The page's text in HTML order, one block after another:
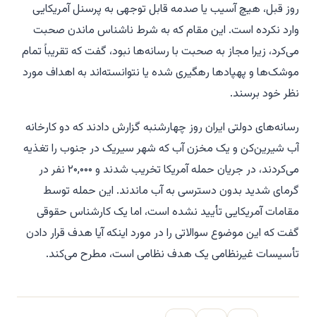
روز قبل، هیچ آسیب یا صدمه قابل توجهی به پرسنل آمریکایی
وارد نکرده است. این مقام که به شرط ناشناس ماندن صحبت
می‌کرد، زیرا مجاز به صحبت با رسانه‌ها نبود، گفت که تقریباً تمام
موشک‌ها و پهپادها رهگیری شده یا نتوانسته‌اند به اهداف مورد
نظر خود برسند.
رسانه‌های دولتی ایران روز چهارشنبه گزارش دادند که دو کارخانه
آب شیرین‌کن و یک مخزن آب که شهر سیریک در جنوب را تغذیه
می‌کردند، در جریان حمله آمریکا تخریب شدند و ۲۰,۰۰۰ نفر در
گرمای شدید بدون دسترسی به آب ماندند. این حمله توسط
مقامات آمریکایی تأیید نشده است، اما یک کارشناس حقوقی
گفت که این موضوع سوالاتی را در مورد اینکه آیا هدف قرار دادن
تأسیسات غیرنظامی یک هدف نظامی است، مطرح می‌کند.